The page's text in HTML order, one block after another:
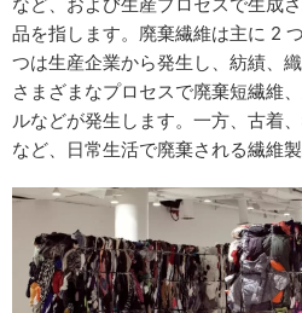
品を指します。廃棄繊維は主に 2
つは生産企業から発生し、紡績、
さまざまなプロセスで廃棄短繊維
ルなどが発生します。一方、古着
など、日常生活で廃棄される繊維